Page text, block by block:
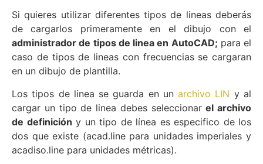
Si quieres utilizar diferentes tipos de lineas deberás
de cargarlos primeramente en el dibujo con el
administrador de tipos de linea en AutoCAD; para el
caso de tipos de lineas con frecuencias se cargaran
en un dibujo de plantilla.
Los tipos de linea se guarda en unarchivo LIN y al
cargar un tipo de linea debes seleccionarel archivo
de definición y un tipo de línea es especifico de los
dos que existe (acad.line para unidades imperiales y
acadiso.line para unidades métricas).